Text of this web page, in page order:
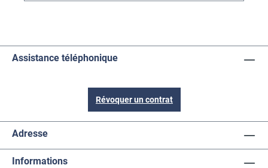
Assistance téléphonique
Révoquer un contrat
Adresse
Informations